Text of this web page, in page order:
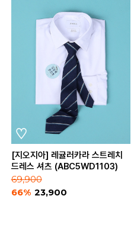
[지오지아] 레귤러카라 스트레치
드레스 셔츠 (ABC5WD1103)
69,900
66% 23,900